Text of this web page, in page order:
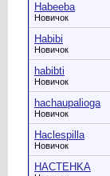
Habeeba
Новичок
Habibi
Новичок
habibti
Новичок
hachaupalioga
Новичок
Haclespilla
Новичок
HACTEHKA